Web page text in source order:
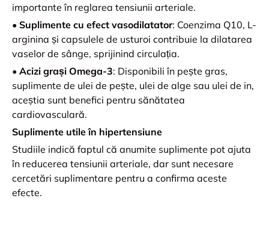
importante în reglarea tensiunii arteriale.
• Suplimente cu efect vasodilatator: Coenzima Q10, L-
arginina și capsulele de usturoi contribuie la dilatarea
vaselor de sânge, sprijinind circulația.
• Acizi grași Omega-3: Disponibili în pește gras,
suplimente de ulei de pește, ulei de alge sau ulei de in,
aceștia sunt benefici pentru sănătatea
cardiovasculară.
Suplimente utile în hipertensiune
Studiile indică faptul că anumite suplimente pot ajuta
în reducerea tensiunii arteriale, dar sunt necesare
cercetări suplimentare pentru a confirma aceste
efecte.